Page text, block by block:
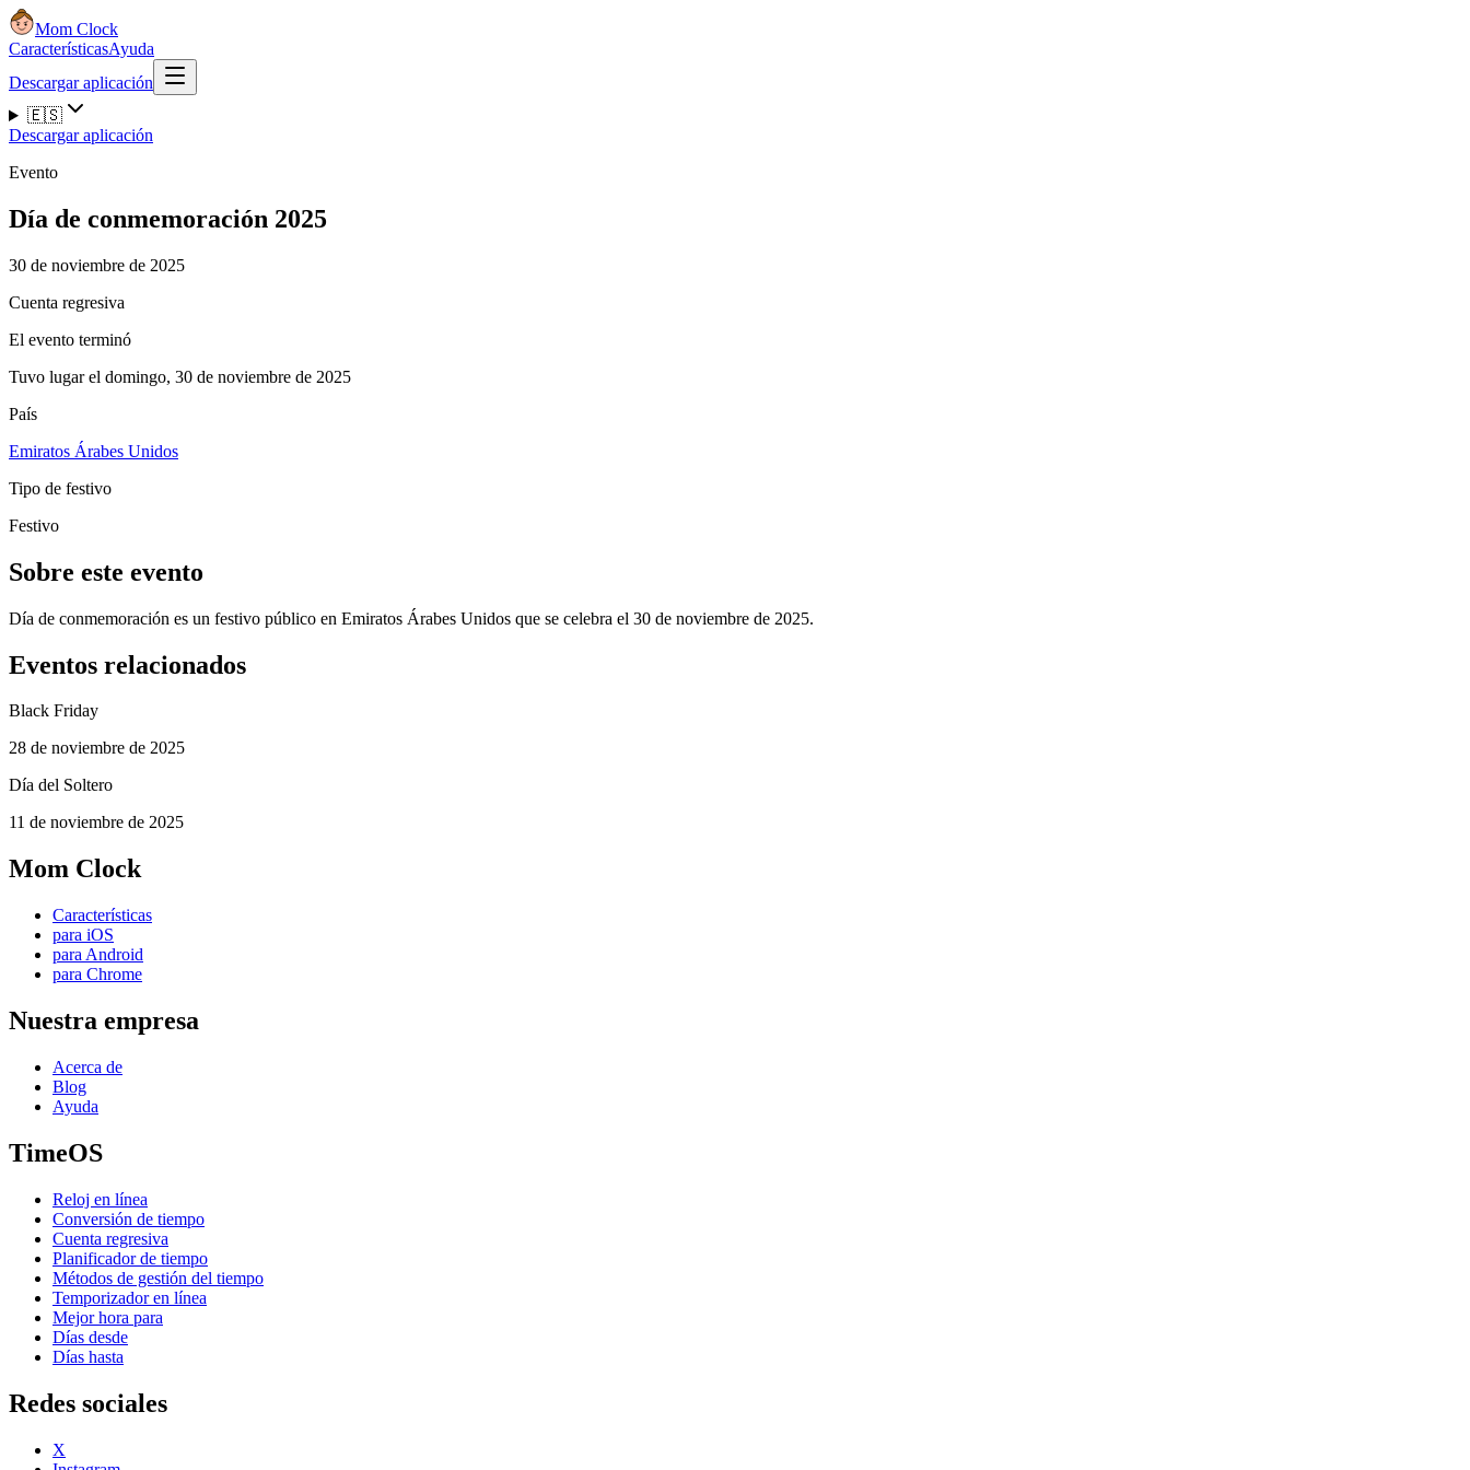
Mom Clock
CaracterísticasAyuda
Descargar aplicación
🇪🇸
Descargar aplicación
Evento
Día de conmemoración 2025
30 de noviembre de 2025
Cuenta regresiva
El evento terminó
Tuvo lugar el domingo, 30 de noviembre de 2025
País
Emiratos Árabes Unidos
Tipo de festivo
Festivo
Sobre este evento
Día de conmemoración es un festivo público en Emiratos Árabes Unidos que se celebra el 30 de noviembre de 2025.
Eventos relacionados
Black Friday
28 de noviembre de 2025
Día del Soltero
11 de noviembre de 2025
Mom Clock
Características
para iOS
para Android
para Chrome
Nuestra empresa
Acerca de
Blog
Ayuda
TimeOS
Reloj en línea
Conversión de tiempo
Cuenta regresiva
Planificador de tiempo
Métodos de gestión del tiempo
Temporizador en línea
Mejor hora para
Días desde
Días hasta
Redes sociales
X